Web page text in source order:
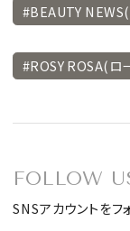
#BEAUTY NEWS(
#ROSY ROSA(ロ
FOLLOW
SNSアカウントをフ